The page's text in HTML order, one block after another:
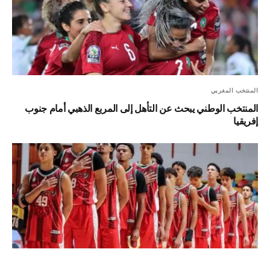
المنتخب المغربي
المنتخب الوطني يبحث عن التأهل إلى المربع الذهبي أمام جنوب
إفريقيا